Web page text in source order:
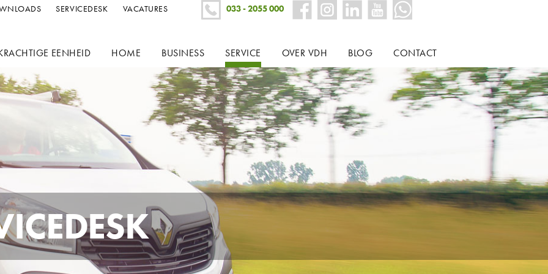
SERVICEDESK VACATURES 033 - 2055 000
EENHEID HOME
ELEKTROTECHNIEK
DOMOTICA
AUDIO EN VIDEO
BEVEILIGING
BUSINESS
ELEKTROTECHNIEK
BEVEILIGING
GEBOUWBEHEERSYSTEEM
VERLICHTING
BRANDBEVEILIGING
TOEGANGSCONTROLE
SERVICE
SERVICEDESK
ONDERHOUD
INSPECTIE EN KEURINGEN
OVER VDH
KWALITEIT
EXPERIENCE ROOM
BLOG CONTACT